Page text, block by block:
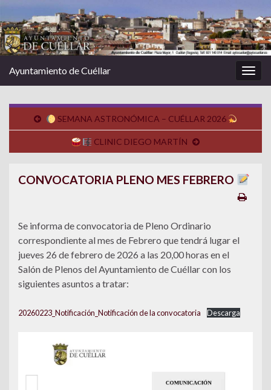
la
Ayuntamiento de Cuéllar
SEMANA ASTRONÓMICA – CUÉLLAR 2026
CLINIC DIEGO MARTÍN
CONVOCATORIA PLENO MES FEBRERO
Se informa de convocatoria de Pleno Ordinario
correspondiente al mes de Febrero que tendrá lugar el
jueves 26 de febrero de 2026 a las 20,00 horas en el
Salón de Plenos del Ayuntamiento de Cuéllar con los
siguientes asuntos a tratar:
20260223_Notificación_Notificación de la convocatoria Descarga